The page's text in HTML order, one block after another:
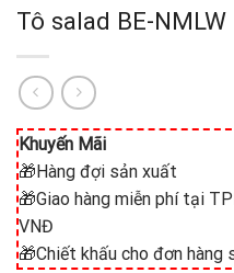
Tô salad BE-NMLW
Khuyến Mãi
🎁Hàng đợi sản xuất
🎁Giao hàng miễn phí tại
VNĐ
🎁Chiết khấu cho đơn hàng